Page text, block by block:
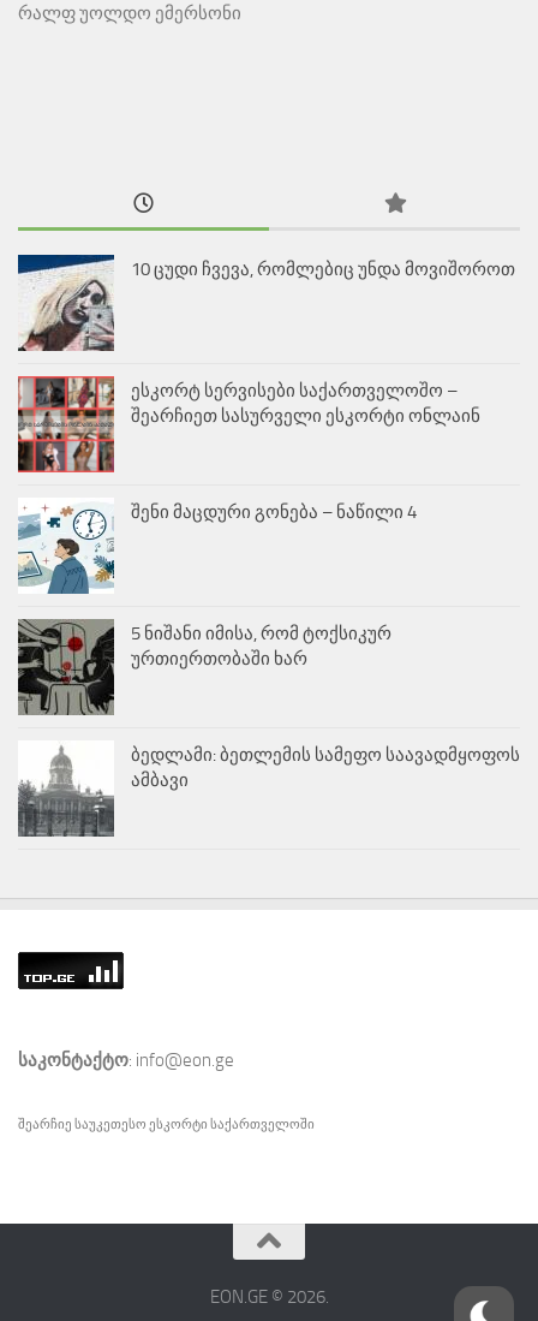
რალფ უოლდო ემერსონი
10 ცუდი ჩვევა, რომლებიც უნდა მოვიშოროთ
ესკორტ სერვისები საქართველოშო –
შეარჩიეთ სასურველი ესკორტი ონლაინ
შენი მაცდური გონება – ნაწილი 4
5 ნიშანი იმისა, რომ ტოქსიკურ
ურთიერთობაში ხარ
ბედლამი: ბეთლემის სამეფო საავადმყოფოს
ამბავი
საკონტაქტო: info@eon.ge
შეარჩიე საუკეთესო ესკორტი საქართველოში
EON.GE © 2026.